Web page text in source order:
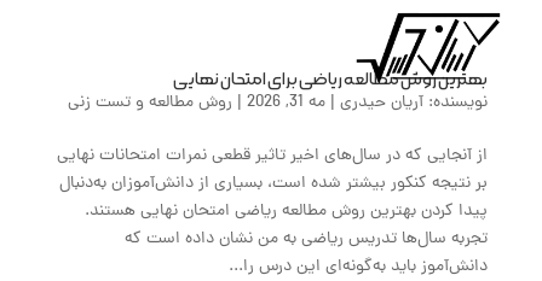
بهترین روش مطالعه ریاضی برای امتحان نهایی
نویسنده: آریان حیدری| مه 31, 2026 | روش مطالعه و تست زنی
از آنجایی که در سال‌های اخیر تاثیر قطعی نمرات امتحانات نهایی
بر نتیجه کنکور بیشتر شده‌ است، بسیاری از دانش‌آموزان به‌دنبال
پیدا کردن بهترین روش مطالعه ریاضی امتحان نهایی هستند.
تجربه سال‌ها تدریس ریاضی به من نشان داده است که
دانش‌آموز باید به‌گونه‌ای این درس را...